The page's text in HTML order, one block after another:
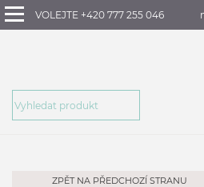
VOLEJTE +420 777 255 046
ZPĚT NA PŘEDCHOZÍ STRANU